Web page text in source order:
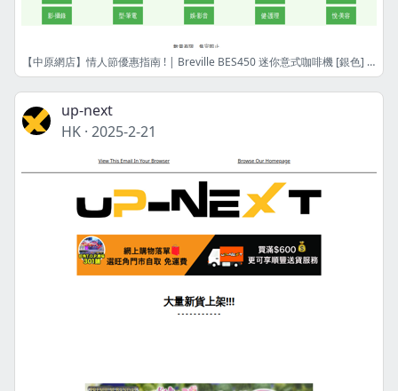
【中原網店】情人節優惠指南 ! | Breville BES450 迷你意式咖啡機 [銀色] | 港幣2419元 | 限量8件! | 網店限定
up-next
HK · 2025-2-21